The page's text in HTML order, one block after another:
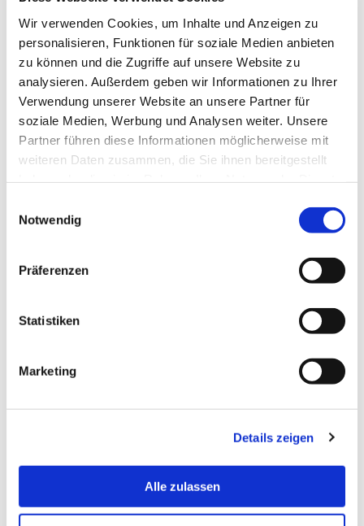
Wir verwenden Cookies, um Inhalte und Anzeigen zu
personalisieren, Funktionen für soziale Medien anbieten
zu können und die Zugriffe auf unsere Website zu
analysieren. Außerdem geben wir Informationen zu Ihrer
Verwendung unserer Website an unsere Partner für
soziale Medien, Werbung und Analysen weiter. Unsere
Partner führen diese Informationen möglicherweise mit
weiteren Daten zusammen, die Sie ihnen bereitgestellt
Notwendig
Präferenzen
Statistiken
Marketing
Details zeigen
Alle zulassen
Wie kann ich mich vom Uriage Newsletter abmelden?
Wie werden meine personenbezogenen Daten
geschützt?
Mit wem teilen wir Ihre personenbezogenen Daten?
Welche personenbezogenen Daten sammeln wir?
personenbezogenen Daten und wie können Sie diese
Ist es möglich, meine Lieferadresse zu ändern, nachdem
Wohin kann ich meine Lieferung liefern lassen?
Was soll ich tun?
Hat das DS HAIR Regulierende Shampoo einen
neutralen pH-Wert und ist es für Haarimplantate
Ab wannn kann ich meine Narbe eincremen?